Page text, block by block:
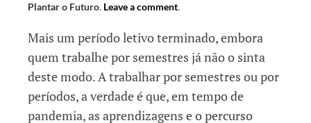
Plantar o Futuro. Leave a comment.
Mais um período letivo terminado, embora
quem trabalhe por semestres já não o sinta
deste modo. A trabalhar por semestres ou por
períodos, a verdade é que, em tempo de
pandemia, as aprendizagens e o percurso